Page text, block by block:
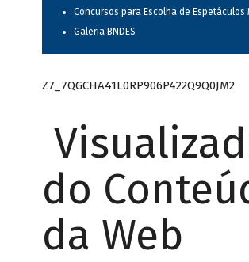
Concursos para Escolha de Espetáculos
Galeria BNDES
Z7_7QGCHA41L0RP906P422Q9Q0JM2
do
da Web